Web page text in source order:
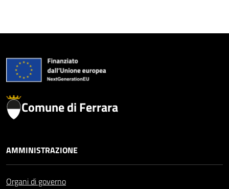
Comune di Ferrara
AMMINISTRAZIONE
Organi di governo